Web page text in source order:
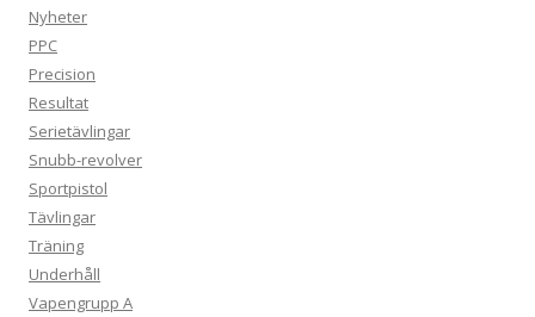
Nyheter
PPC
Precision
Resultat
Serietävlingar
Snubb-revolver
Sportpistol
Tävlingar
Träning
Underhåll
Vapengrupp A